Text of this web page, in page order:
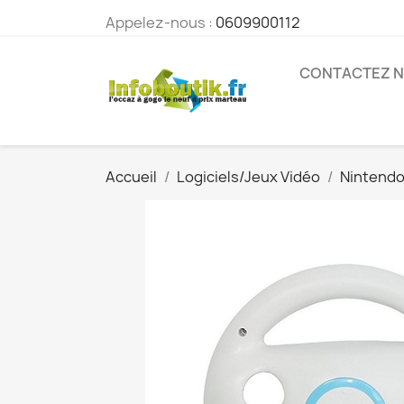
Appelez-nous : 0609900112
CONTACTEZ
Accueil Logiciels/Jeux Vidéo Nintendo